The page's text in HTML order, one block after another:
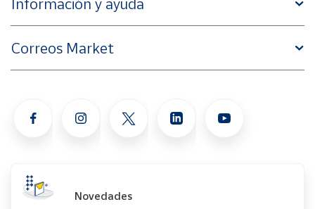
Información y ayuda
Correos Market
Novedades